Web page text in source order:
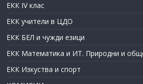
ЕКК IV клас
ЕКК учители в ЦДО
ЕКК БЕЛ и чужди езици
ЕКК Математика и ИТ. Природни и
ЕКК Изкуства и спорт